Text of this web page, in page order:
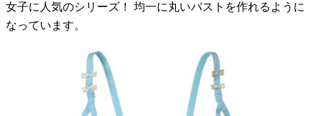
女子に人気のシリーズ！ 均一に丸いバストを作れるように
なっています。